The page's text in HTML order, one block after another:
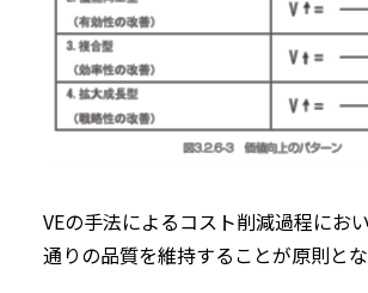
VEの手法によるコスト削減過程にお
通りの品質を維持することが原則とな